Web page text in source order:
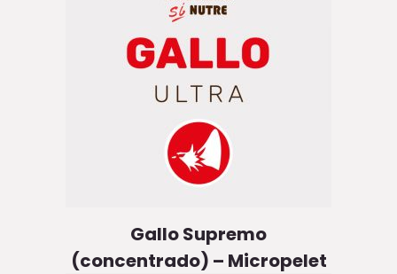
Gallo Supremo
(concentrado) – Micropelet